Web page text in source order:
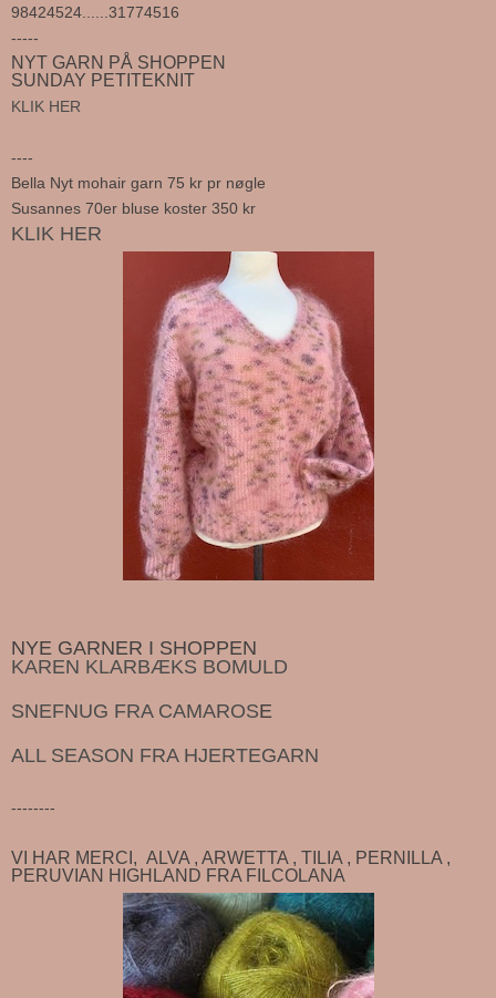
98424524......31774516
-----
NYT GARN PÅ SHOPPEN
SUNDAY PETITEKNIT
KLIK HER
----
Bella Nyt mohair garn 75 kr pr nøgle
Susannes 70er bluse koster 350 kr
KLIK HER
NYE GARNER I SHOPPEN
KAREN KLARBÆKS BOMULD
SNEFNUG FRA CAMAROSE
ALL SEASON FRA HJERTEGARN
--------
VI HAR MERCI, ALVA , ARWETTA , TILIA , PERNILLA ,
PERUVIAN HIGHLAND FRA FILCOLANA